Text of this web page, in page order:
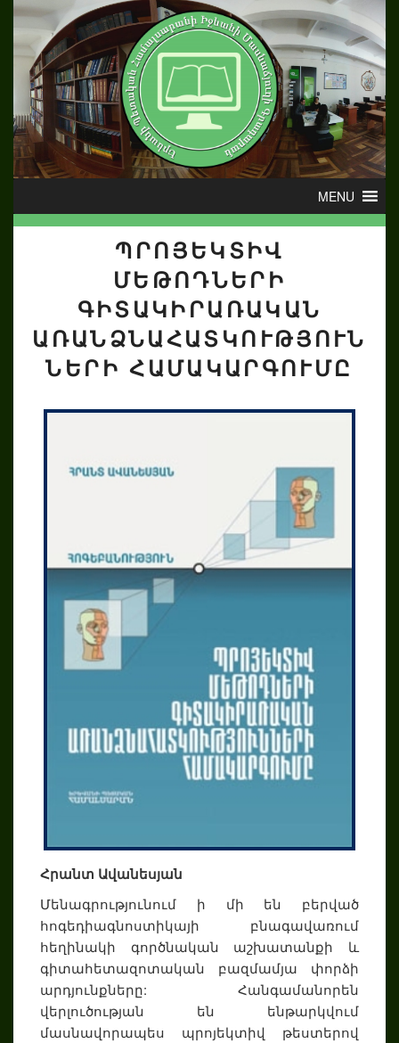
ՊՐՈՅԵԿՏԻՎ
ՄԵԹՈԴՆԵՐԻ
ԳԻՏԱԿԻՐԱՌԱԿԱՆ
ԱՌԱՆՁՆԱՀԱՏԿՈՒԹՅՈՒՆ
ՆԵՐԻ ՀԱՄԱԿԱՐԳՈՒՄԸ
Հրանտ Ավանեսյան
Մենագրությունում ի մի են բերված
հոգեդիագնոստիկայի բնագավառում
հեղինակի գործնական աշխատանքի և
գիտահետազոտական բազմամյա փորձի
արդյունքները: Հանգամանորեն
վերլուծության են ենթարկվում
մասնավորապես պրոյեկտիվ թեստերով